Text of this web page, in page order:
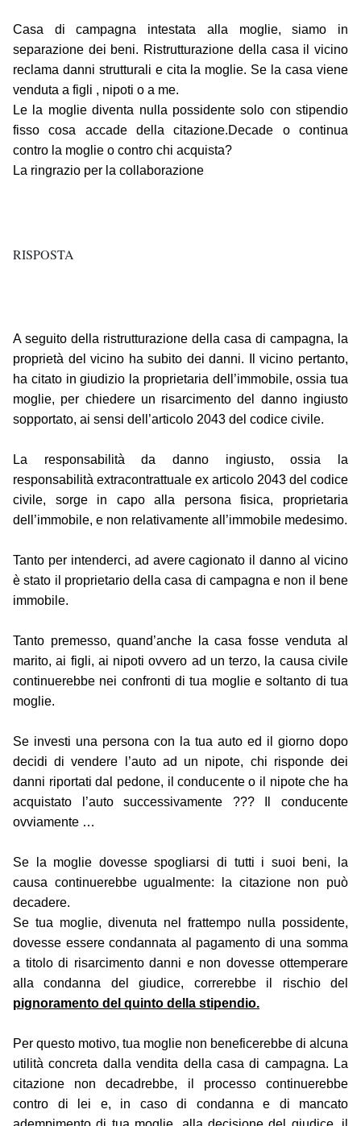
Casa di campagna intestata alla moglie, siamo in
separazione dei beni. Ristrutturazione della casa il vicino
reclama danni strutturali e cita la moglie. Se la casa viene
venduta a figli , nipoti o a me.
Le la moglie diventa nulla possidente solo con stipendio
fisso cosa accade della citazione.Decade o continua
contro la moglie o contro chi acquista?
La ringrazio per la collaborazione
RISPOSTA
A seguito della ristrutturazione della casa di campagna, la
proprietà del vicino ha subito dei danni. Il vicino pertanto,
ha citato in giudizio la proprietaria dell’immobile, ossia tua
moglie, per chiedere un risarcimento del danno ingiusto
sopportato, ai sensi dell’articolo 2043 del codice civile.
La responsabilità da danno ingiusto, ossia la
responsabilità extracontrattuale ex articolo 2043 del codice
civile, sorge in capo alla persona fisica, proprietaria
dell’immobile, e non relativamente all’immobile medesimo.
Tanto per intenderci, ad avere cagionato il danno al vicino
è stato il proprietario della casa di campagna e non il bene
immobile.
Tanto premesso, quand’anche la casa fosse venduta al
marito, ai figli, ai nipoti ovvero ad un terzo, la causa civile
continuerebbe nei confronti di tua moglie e soltanto di tua
moglie.
Se investi una persona con la tua auto ed il giorno dopo
decidi di vendere l’auto ad un nipote, chi risponde dei
danni riportati dal pedone, il conducente o il nipote che ha
acquistato l’auto successivamente ??? Il conducente
ovviamente …
Se la moglie dovesse spogliarsi di tutti i suoi beni, la
causa continuerebbe ugualmente: la citazione non può
decadere.
Se tua moglie, divenuta nel frattempo nulla possidente,
dovesse essere condannata al pagamento di una somma
a titolo di risarcimento danni e non dovesse ottemperare
alla condanna del giudice, correrebbe il rischio del
pignoramento del quinto della stipendio.
Per questo motivo, tua moglie non beneficerebbe di alcuna
utilità concreta dalla vendita della casa di campagna. La
citazione non decadrebbe, il processo continuerebbe
contro di lei e, in caso di condanna e di mancato